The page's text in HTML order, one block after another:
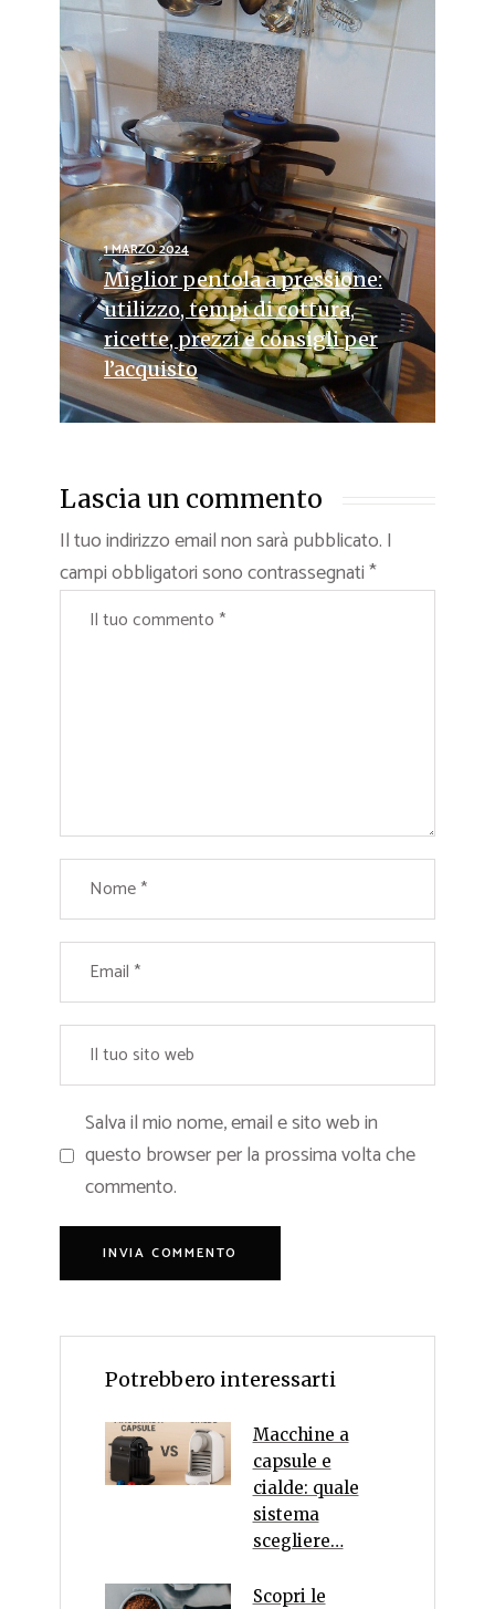
1 MARZO 2024
Miglior pentola a pressione:
utilizzo, tempi di cottura,
ricette, prezzi e consigli per
l’acquisto
Lascia un commento
Il tuo indirizzo email non sarà pubblicato. I
campi obbligatori sono contrassegnati*
Salva il mio nome, email e sito web in
questo browser per la prossima volta che
commento.
Potrebbero interessarti
Macchine a
capsule e
cialde: quale
sistema
scegliere…
Scopri le